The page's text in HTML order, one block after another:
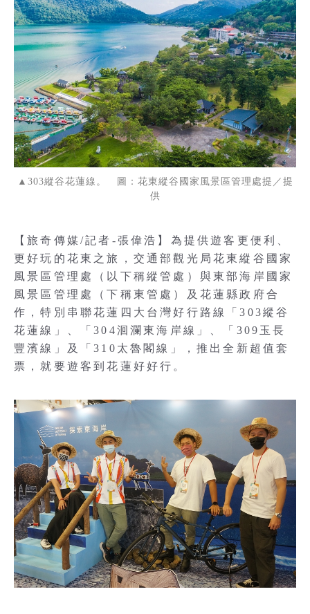
▲303縱谷花蓮線。 圖：花東縱谷國家風景區管理處提／提
供
【旅奇傳媒/記者-張偉浩】為提供遊客更便利、
更好玩的花東之旅，交通部觀光局花東縱谷國家
風景區管理處（以下稱縱管處）與東部海岸國家
風景區管理處（下稱東管處）及花蓮縣政府合
作，特別串聯花蓮四大台灣好行路線「303縱谷
花蓮線」、「304洄瀾東海岸線」、「309玉長
豐濱線」及「310太魯閣線」，推出全新超值套
票，就要遊客到花蓮好好行。